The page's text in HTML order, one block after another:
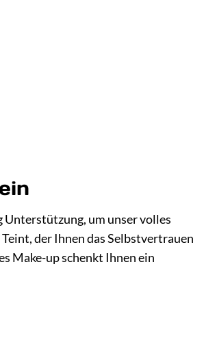
Unterstützung, um unser volles
der Ihnen das Selbstvertrauen
Make-up schenkt Ihnen ein